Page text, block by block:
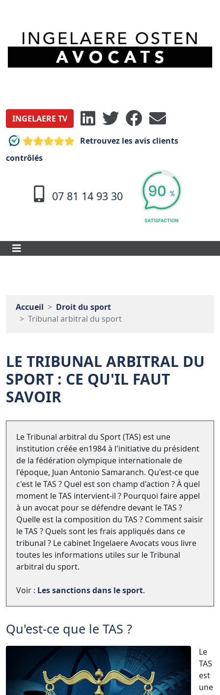
INGELAERE TV
Retrouvez les avis clients
contrôlés
07 81 14 93 30
Accueil
Droit du sport
Tribunal arbitral du sport
LE TRIBUNAL ARBITRAL DU
SPORT : CE QU'IL FAUT
SAVOIR
Le Tribunal arbitral du Sport (TAS) est une
institution créée en1984 à l'initiative du président
de la fédération olympique internationale de
l'époque, Juan Antonio Samaranch. Qu'est-ce que
c'est le TAS ? Quel est son champ d'action ? À quel
moment le TAS intervient-il ? Pourquoi faire appel
à un avocat pour se défendre devant le TAS ?
Quelle est la composition du TAS ? Comment saisir
le TAS ? Quels sont les frais appliqués dans ce
tribunal ? Le cabinet Ingelaere Avocats vous livre
toutes les informations utiles sur le Tribunal
arbitral du sport.
Voir : Les sanctions dans le sport.
Qu'est-ce que le TAS ?
Le
TAS
est
une